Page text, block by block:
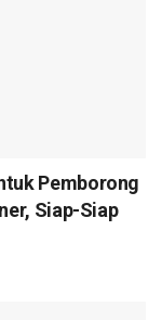
Pemborong
Siap-Siap